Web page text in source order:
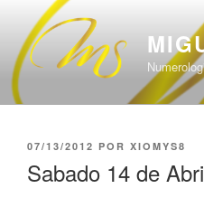
contenido
PUBLICADO
07/13/2012 POR XIOMYS8
Sabado 14 de